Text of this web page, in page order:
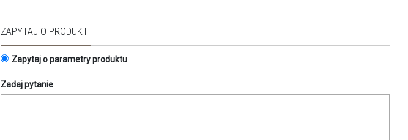
ZAPYTAJ O PRODUKT
Zapytaj o parametry produktu
Zadaj pytanie